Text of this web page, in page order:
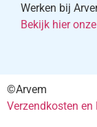
Werken bij
Bekijk hier
©Arvem
Verzendkosten en